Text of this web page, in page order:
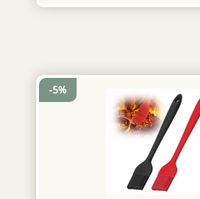
d'épices. SANS PFAS : Ce
non-démontable, ainsi aucun
d'égarement de pièces. Il est
de bords plats, qui vous
border la pâte des pâtés en
ENTRETIEN : Passe au lave-
-5%